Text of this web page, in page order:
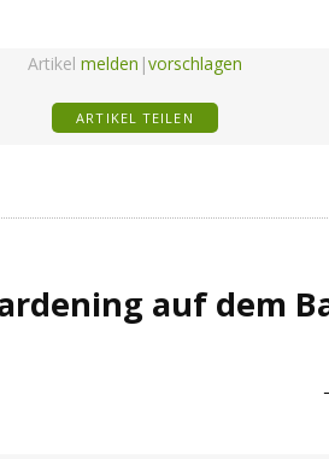
Artikel melden |vorschlagen
ARTIKEL TEILEN
auf dem